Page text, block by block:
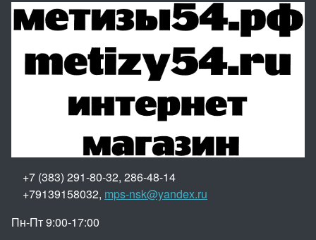
+7 (383) 291-80-32, 286-48-14
+79139158032, mps-nsk@yandex.ru
Пн-Пт 9:00-17:00